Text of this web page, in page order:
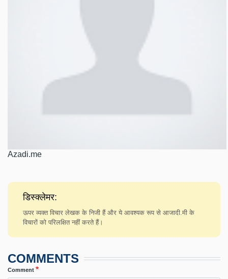
Azadi.me
डिस्क्लेमर:
ऊपर व्यक्त विचार लेखक के निजी हैं और ये आवश्यक रूप से आजादी.मी के
विचारों को परिलक्षित नहीं करते हैं।
COMMENTS
Comment